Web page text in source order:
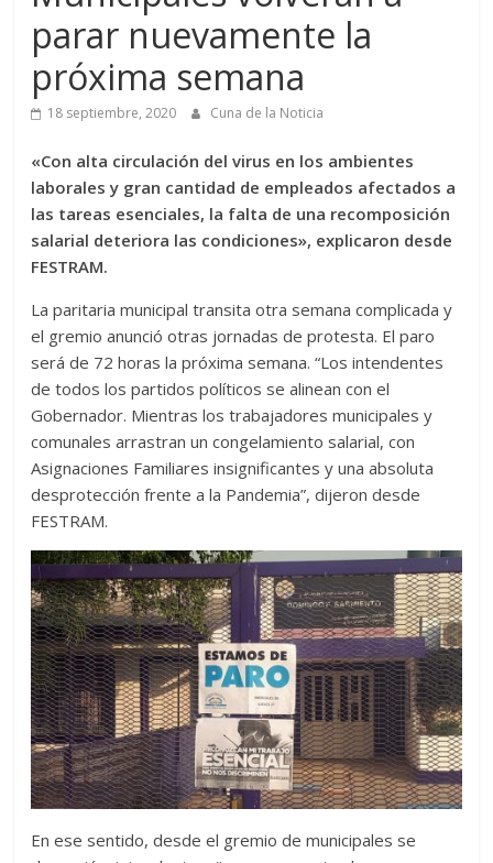
parar nuevamente la
próxima semana
18 septiembre, 2020 Cuna de la Noticia
«Con alta circulación del virus en los ambientes
laborales y gran cantidad de empleados afectados a
las tareas esenciales, la falta de una recomposición
salarial deteriora las condiciones», explicaron desde
FESTRAM.
La paritaria municipal transita otra semana complicada y
el gremio anunció otras jornadas de protesta. El paro
será de 72 horas la próxima semana. “Los intendentes
de todos los partidos políticos se alinean con el
Gobernador. Mientras los trabajadores municipales y
comunales arrastran un congelamiento salarial, con
Asignaciones Familiares insignificantes y una absoluta
desprotección frente a la Pandemia”, dijeron desde
FESTRAM.
En ese sentido, desde el gremio de municipales se